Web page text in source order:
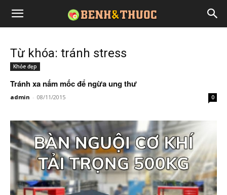
Từ khóa: tránh stress
Khỏe đẹp
Tránh xa nấm mốc để ngừa ung thư
admin - 08/11/2015 0